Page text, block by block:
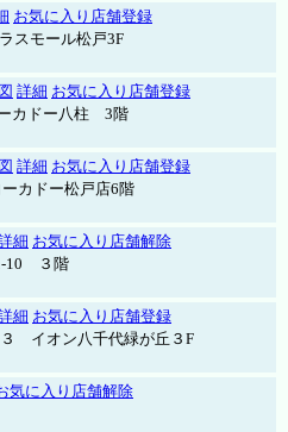
お気に入り店舗登録
スモール松戸3F
詳細 お気に入り店舗登録
カドー八柱 3階
詳細 お気に入り店舗登録
カドー松戸店6階
細 お気に入り店舗解除
10 ３階
細 お気に入り店舗登録
イオン八千代緑が丘３F
気に入り店舗解除